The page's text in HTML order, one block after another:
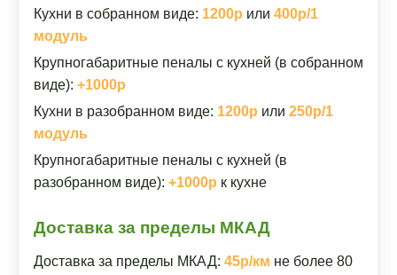
Кухни в собранном виде: 1200р или 400р/1
модуль
Крупногабаритные пеналы с кухней (в собранном
виде): +1000р
Кухни в разобранном виде: 1200р или 250р/1
модуль
Крупногабаритные пеналы с кухней (в
разобранном виде): +1000р к кухне
Доставка за пределы МКАД
Доставка за пределы МКАД: 45р/км не более 80